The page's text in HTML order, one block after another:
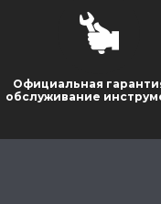
Официальная
обслуживание